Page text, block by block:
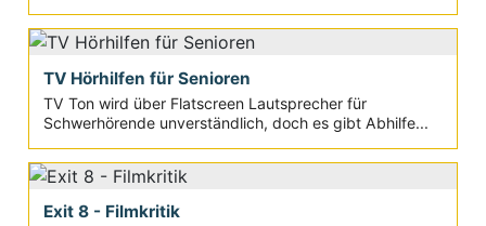
TV Hörhilfen für Senioren
TV Ton wird über Flatscreen Lautsprecher für
Schwerhörende unverständlich, doch es gibt Abhilfe...
Exit 8 - Filmkritik